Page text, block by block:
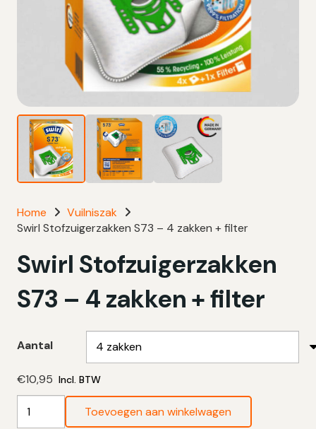
Home
Vuilniszak
Swirl Stofzuigerzakken S73 – 4 zakken + filter
Swirl Stofzuigerzakken
S73 – 4 zakken + filter
Aantal
€10,95 Incl. BTW
Toevoegen aan winkelwagen